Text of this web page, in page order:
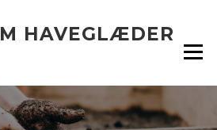
HAVEGLÆDER
Menu